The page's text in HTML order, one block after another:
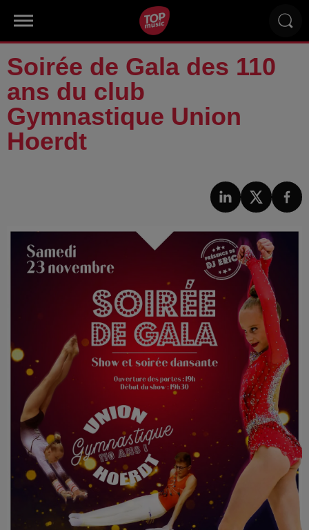
Soirée de Gala des 110
ans du club
Gymnastique Union
Hoerdt